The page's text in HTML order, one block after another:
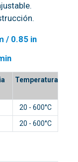
/ 0.85 in
Temperatura
20 - 600°C
20 - 600°C